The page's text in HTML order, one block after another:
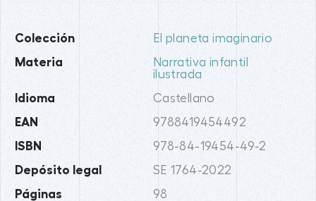
Colección El planeta imaginario
Materia
Narrativa infantil
ilustrada
Idioma Castellano
EAN 9788419454492
ISBN 978-84-19454-49-2
Depósito legal SE 1764-2022
Páginas 98